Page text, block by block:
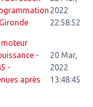
2022
22:58:52
-
-
après
20 Mar,
2022
13:48:45